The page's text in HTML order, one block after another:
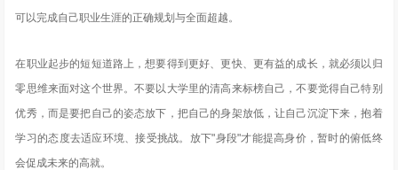
可以完成自己职业生涯的正确规划与全面超越。
在职业起步的短短道路上，想要得到更好、更快、更有益的成长，就必须以归
零思维来面对这个世界。不要以大学里的清高来标榜自己，不要觉得自己特别
优秀，而是要把自己的姿态放下，把自己的身架放低，让自己沉淀下来，抱着
学习的态度去适应环境、接受挑战。放下"身段"才能提高身价，暂时的俯低终
会促成未来的高就。